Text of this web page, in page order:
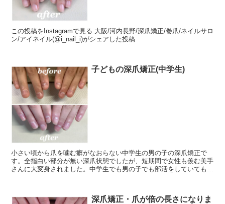
この投稿をInstagramで見る 大阪/河内長野/深爪矯正/巻爪/ネイルサロ
ン/アイネイル(@i_nail_i)がシェアした投稿
子どもの深爪矯正(中学生)
小さい頃から爪を噛む癖がなおらない中学生の男の子の深爪矯正で
す。全指白い部分が無い深爪状態でしたが、短期間で女性も羨む美手
さんに大変身されました。中学生でも男の子でも部活をしていても、
深爪矯正・爪が倍の長さになりま